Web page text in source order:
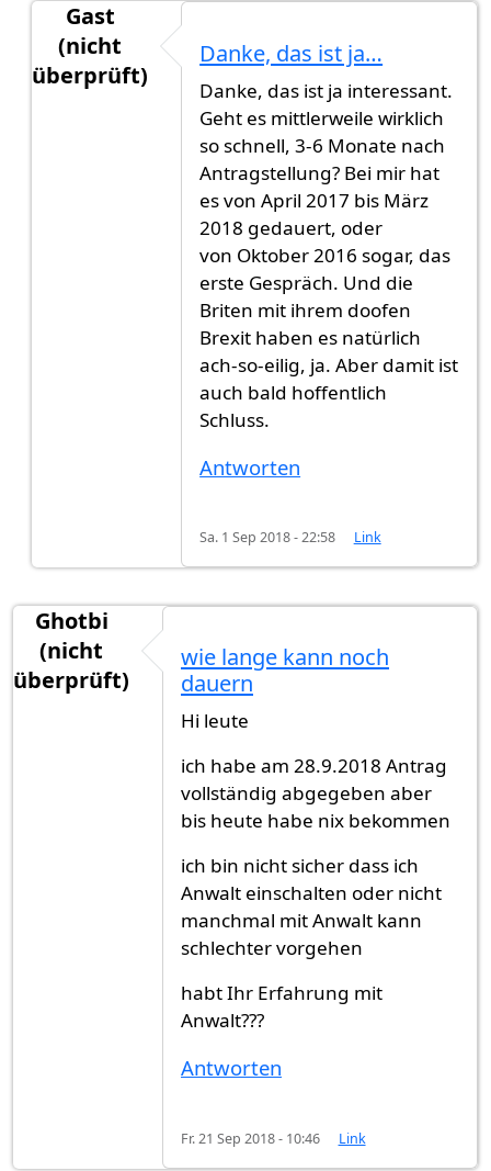
Gast
(nicht
überprüft)
Evaluation Personalbedarf im
Danke, das ist ja…
Danke, das ist ja interessant.
Geht es mittlerweile wirklich
so schnell, 3-6 Monate nach
Antragstellung? Bei mir hat
es von April 2017 bis März
2018 gedauert, oder
von Oktober 2016 sogar, das
erste Gespräch. Und die
Briten mit ihrem doofen
Brexit haben es natürlich
ach-so-eilig, ja. Aber damit ist
auch bald hoffentlich
Schluss.
Antworten
Sa. 1 Sep 2018 - 22:58 Link
Ghotbi
(nicht
überprüft)
wie lange kann noch
dauern
Hi leute
ich habe am 28.9.2018 Antrag
vollständig abgegeben aber
bis heute habe nix bekommen
ich bin nicht sicher dass ich
Anwalt einschalten oder nicht
manchmal mit Anwalt kann
schlechter vorgehen
habt Ihr Erfahrung mit
Anwalt???
Antworten
Fr. 21 Sep 2018 - 10:46 Link